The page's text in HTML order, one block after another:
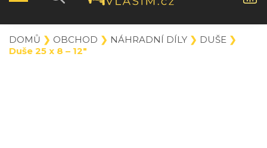
DOMŮ ❯ OBCHOD ❯ NÁHRADNÍ DÍLY ❯ DUŠE ❯
Duše 25 x 8 – 12″